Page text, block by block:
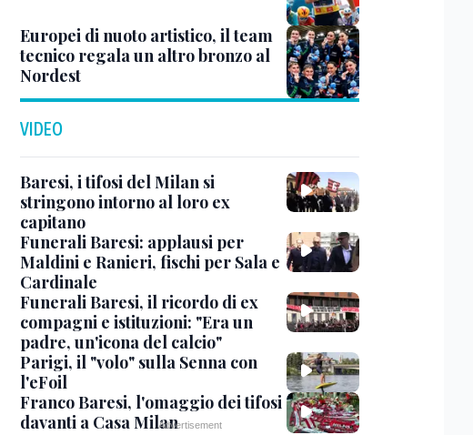
Europei di nuoto artistico, il team
tecnico regala un altro bronzo al
Nordest
VIDEO
Baresi, i tifosi del Milan si
stringono intorno al loro ex
capitano
Funerali Baresi: applausi per
Maldini e Ranieri, fischi per Sala e
Cardinale
Funerali Baresi, il ricordo di ex
compagni e istituzioni: "Era un
padre, un'icona del calcio"
Parigi, il "volo" sulla Senna con
l'eFoil
Franco Baresi, l'omaggio dei tifosi
davanti a Casa Milan